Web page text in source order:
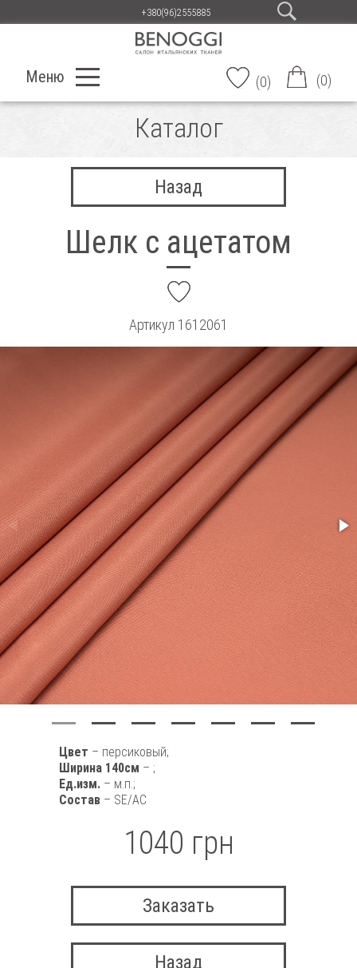
+380(96)2555885
Меню (0) (0)
Каталог
Назад
Шелк с ацетатом
Артикул 1612061
Цвет – персиковый;
Ширина 140см – ;
Ед.изм. – м.п.;
Состав – SE/AC
1040 грн
Заказать
Назад